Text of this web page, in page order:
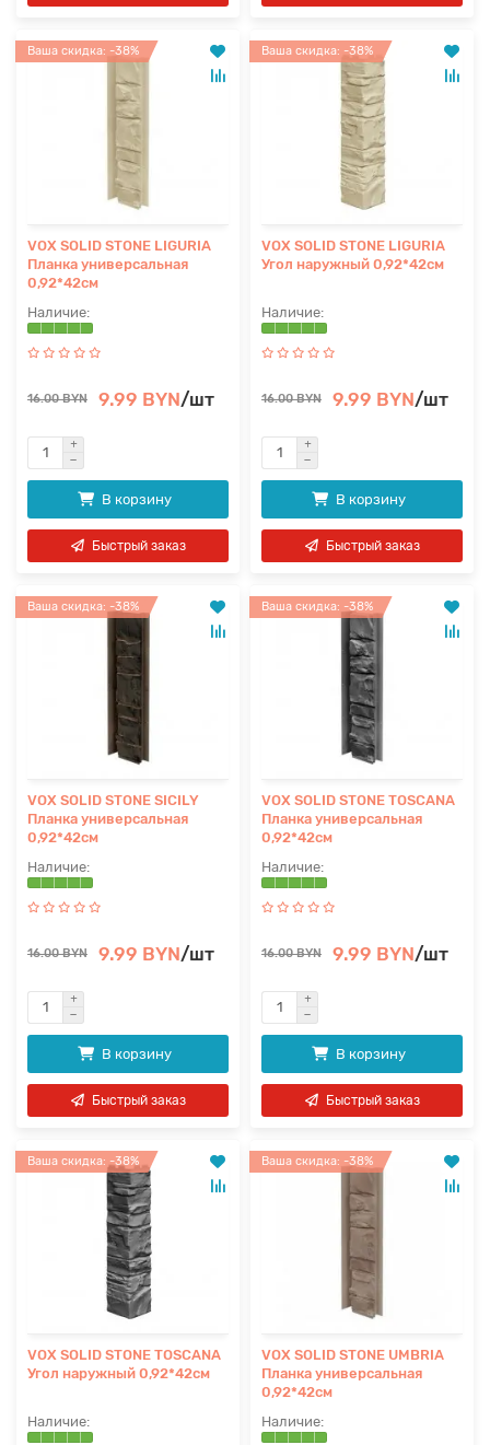
Ваша скидка: -38%
VOX SOLID STONE LIGURIA
Планка универсальная
0,92*42см
16.00 BYN 9.99 BYN/шт
В корзину
Быстрый заказ
Ваша скидка: -38%
VOX SOLID STONE LIGURIA
Угол наружный 0,92*42см
16.00 BYN 9.99 BYN/шт
В корзину
Быстрый заказ
Ваша скидка: -38%
VOX SOLID STONE SICILY
Планка универсальная
0,92*42см
16.00 BYN 9.99 BYN/шт
В корзину
Быстрый заказ
Ваша скидка: -38%
VOX SOLID STONE TOSCANA
Планка универсальная
0,92*42см
16.00 BYN 9.99 BYN/шт
В корзину
Быстрый заказ
Ваша скидка: -38%
VOX SOLID STONE TOSCANA
Угол наружный 0,92*42см
Ваша скидка: -38%
VOX SOLID STONE UMBRIA
Планка универсальная
0,92*42см